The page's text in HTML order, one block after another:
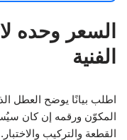
السعر وحده
الفنية
اطلب بيانًا يوضح العطل
المكوّن ورقمه إن كان
القطعة والتركيب